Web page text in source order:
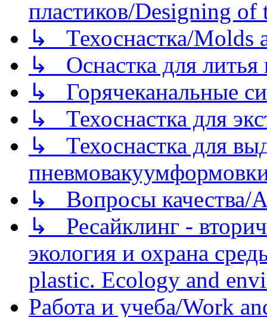
пластиков/Designing of
↳ Техоснастка/Molds
↳ Оснастка для литья
↳ Горячеканальные
↳ Техоснастка для
↳ Техоснастка для
↳ Вопросы качества/
↳ Ресайклинг -
экология и охрана
plastic. Ecology and
Работа и учеба/Work